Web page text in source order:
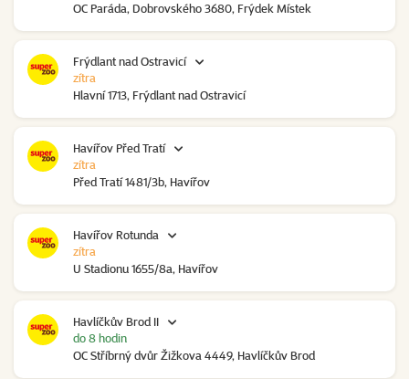
OC Paráda, Dobrovského 3680, Frýdek Místek
Frýdlant nad Ostravicí
Hlavní 1713, Frýdlant nad Ostravicí
zítra
Havířov Před Tratí
Před Tratí 1481/3b, Havířov
zítra
Havířov Rotunda
U Stadionu 1655/8a, Havířov
zítra
Havlíčkův Brod II
OC Stříbrný dvůr Žižkova 4449, Havlíčkův Brod
do 8 hodin